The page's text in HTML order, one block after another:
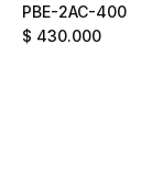
PBE-2AC-400
$ 430.000